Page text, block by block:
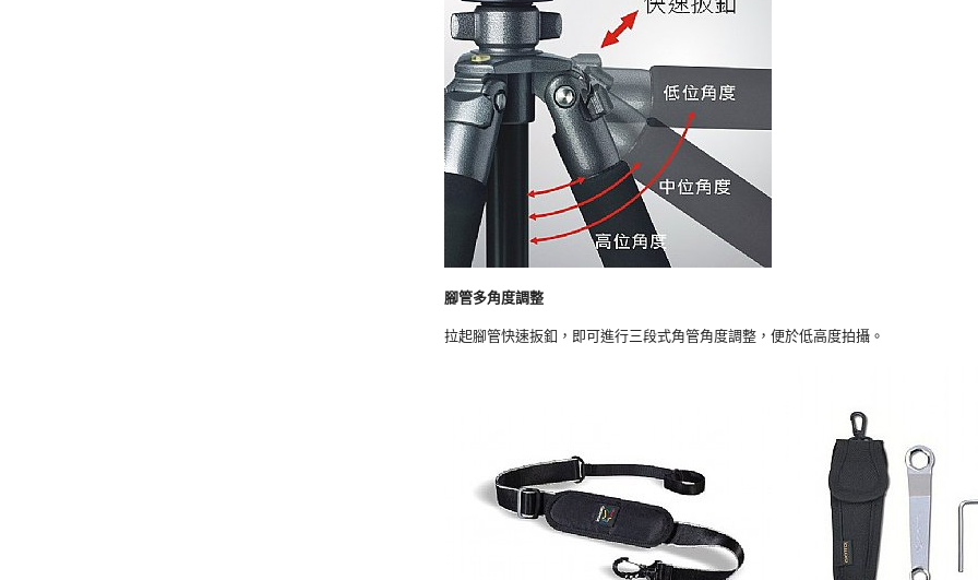
腳管多角度調整
拉起腳管快速扳釦，即可進行三段式角管角度調整，便於低高度拍攝。